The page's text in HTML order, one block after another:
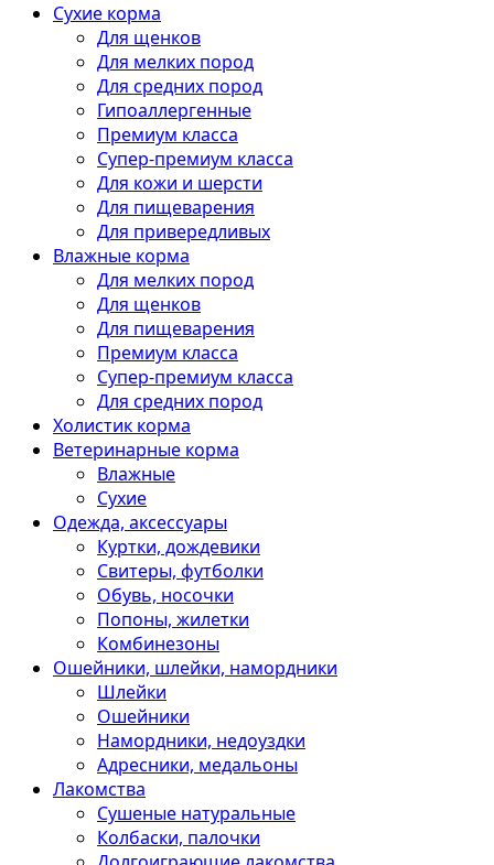
Сухие корма
Для щенков
Для мелких пород
Для средних пород
Гипоаллергенные
Премиум класса
Супер-премиум класса
Для кожи и шерсти
Для пищеварения
Для привередливых
Влажные корма
Для мелких пород
Для щенков
Для пищеварения
Премиум класса
Супер-премиум класса
Для средних пород
Холистик корма
Ветеринарные корма
Влажные
Сухие
Одежда, аксессуары
Куртки, дождевики
Свитеры, футболки
Обувь, носочки
Попоны, жилетки
Комбинезоны
Ошейники, шлейки, намордники
Шлейки
Ошейники
Намордники, недоуздки
Адресники, медальоны
Лакомства
Сушеные натуральные
Колбаски, палочки